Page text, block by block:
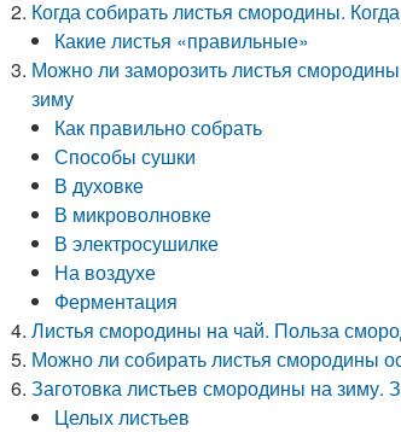
Когда собирать листья смородины.
Какие листья «правильные»
Можно ли заморозить листья
зиму
Как правильно собрать
Способы сушки
В духовке
В микроволновке
В электросушилке
На воздухе
Ферментация
Листья смородины на чай. Польза
Можно ли собирать листья смородины
Заготовка листьев смородины на зиму.
Целых листьев